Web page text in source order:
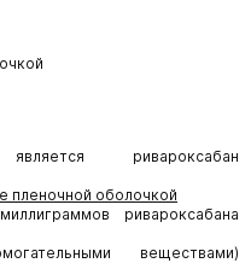
ривароксабан
пленочной оболочкой
ривароксабана
веществами)